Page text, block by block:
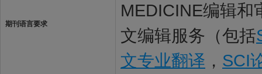
期刊语言要求
MEDICINE编辑和
文编辑服务（包括
文专业翻译 ， SCI